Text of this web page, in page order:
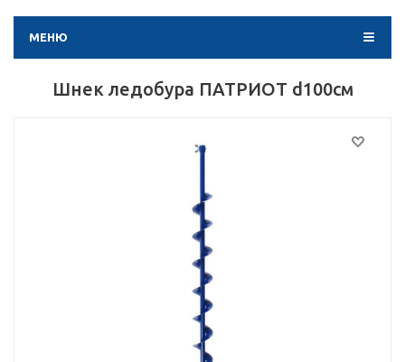
МЕНЮ
Шнек ледобура ПАТРИОТ d100см